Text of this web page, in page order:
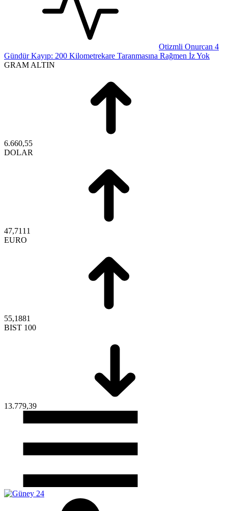
Otizmli Onurcan 4
Gündür Kayıp: 200 Kilometrekare Taranmasına Rağmen İz Yok
GRAM ALTIN
6.660,55
DOLAR
47,7111
EURO
55,1881
BIST 100
13.779,39